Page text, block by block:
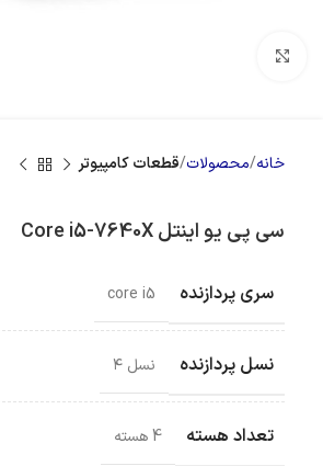
خانه محصولات قطعات کامپیوتر
سی پی یو اینتل Core i5-7640X
سری پردازنده core i5
نسل پردازنده نسل ۴
تعداد هسته 4 هسته